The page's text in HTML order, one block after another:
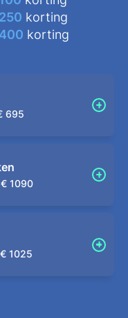
korting
korting
695
€ 1090
€ 1025